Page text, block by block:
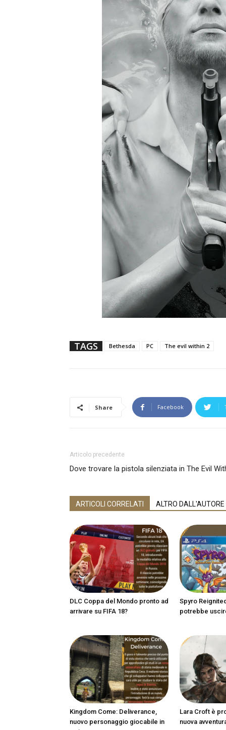
TAGS Bethesda PC The evil within 2
Share Facebook
Articolo precedente
Dove trovare la pistola silenziata in The Evil
ARTICOLI CORRELATI ALTRO DALL'AUTORE
DLC Coppa del Mondo pronto ad
arrivare su FIFA 18?
Spyro
potrebbe
Kingdom Come: Deliverance,
nuovo personaggio giocabile in
Lara Croft è
nuova